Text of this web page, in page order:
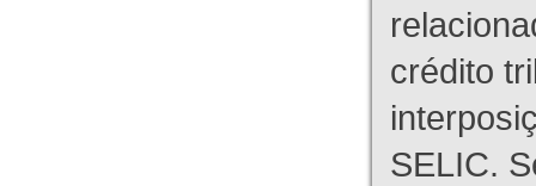
crédito
SELIC.